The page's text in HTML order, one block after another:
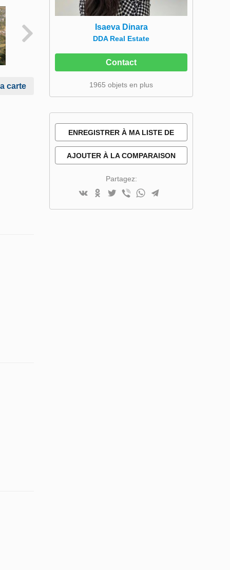
carte
Isaeva Dinara
DDA Real Estate
Contact
1965 objets en plus
ENREGISTRER À MA LISTE DE
SOUHAITS
AJOUTER À LA COMPARAISON
Partagez: